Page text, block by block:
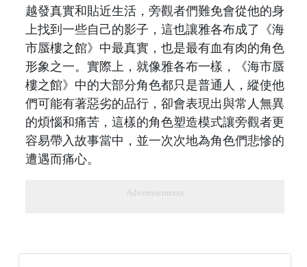
越發真實和貼近生活，旁觀者們難免會從他的身
上找到一些自己的影子，這也讓雅各布成了《海
市蜃樓之館》中最真實，也是最有血有肉的角色
形象之一。實際上，就像雅各布一樣，《海市蜃
樓之館》中的大部分角色都只是普通人，縱使他
們可能有著惡劣的品行，卻會表現出與常人無異
的煩惱和痛苦，這樣的角色塑造模式讓旁觀者更
容易帶入故事當中，並一次次地為角色們悲慘的
遭遇而痛心。
Advertisements